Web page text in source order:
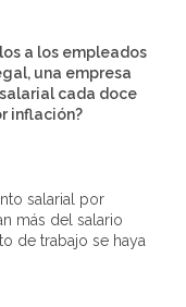
a los empleados
una empresa
cada doce
inflación?
salarial por
más del salario
de trabajo se haya